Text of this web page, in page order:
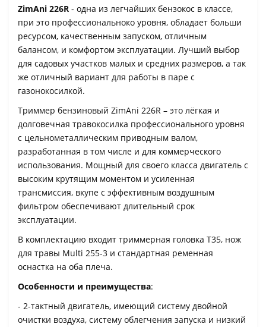
ZimAni 226R - одна из легчайших бензокос в классе,
при это профессиональноко уровня, обладает больши
ресурсом, качественным запуском, отличным
балансом, и комфортом эксплуатации. Лучший выбор
для садовых участков малых и средних размеров, а так
же отличный вариант для работы в паре с
газонокосилкой.
Триммер бензиновый ZimAni 226R – это лёгкая и
долговечная травокосилка профессионального уровня
с цельнометаллическим приводным валом,
разработанная в том числе и для коммерческого
использования. Мощный для своего класса двигатель с
высоким крутящим моментом и усиленная
трансмиссия, вкупе с эффективным воздушным
фильтром обеспечивают длительный срок
эксплуатации.
В комплектацию входит триммерная головка T35, нож
для травы Multi 255-3 и стандартная ременная
оснастка на оба плеча.
Особенности и преимущества:
- 2-тактный двигатель, имеющий систему двойной
очистки воздуха, систему облегчения запуска и низкий